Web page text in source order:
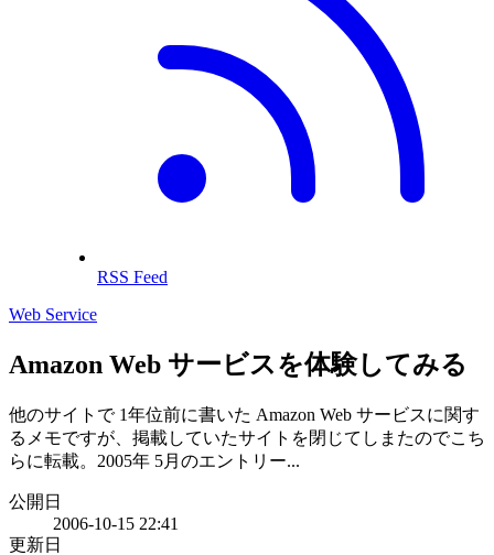
RSS Feed
Web Service
Amazon Web サービスを体験してみる
他のサイトで 1年位前に書いた Amazon Web サービスに関す
るメモですが、掲載していたサイトを閉じてしまたのでこち
らに転載。2005年 5月のエントリー...
公開日
2006-10-15 22:41
更新日